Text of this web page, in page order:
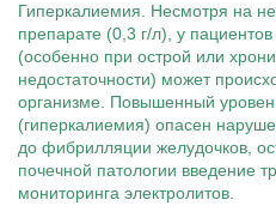
Гиперкалиемия. Несмотря на
препарате (0,3 г/л), у
(особенно при острой или
недостаточности) может
организме. Повышенный
(гиперкалиемия) опасен
до фибрилляции желудочков,
почечной патологии введение
мониторинга электролитов.